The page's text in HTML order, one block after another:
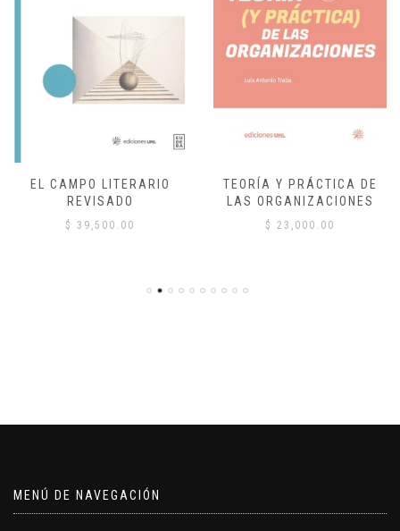
EL CAMPO LITERARIO
REVISADO
$ 39,500.00
TEORÍA Y PRÁCTICA DE
LAS ORGANIZACIONES
$ 23,000.00
MENÚ DE NAVEGACIÓN